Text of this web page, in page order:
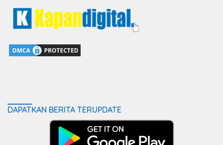
DAPATKAN BERITA TERUPDATE